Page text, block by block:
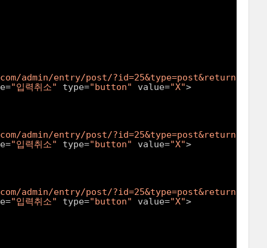
admin/entry/post/?id=25&type=post&returnURL=/
"입력취소" type="button" value="X">
admin/entry/post/?id=25&type=post&returnURL=/
"입력취소" type="button" value="X">
admin/entry/post/?id=25&type=post&returnURL=/
"입력취소" type="button" value="X">